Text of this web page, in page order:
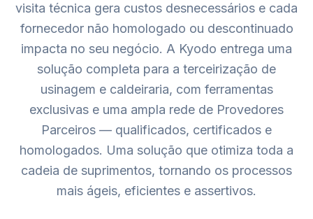
visita técnica gera custos desnecessários e cada
fornecedor não homologado ou descontinuado
impacta no seu negócio. A Kyodo entrega uma
solução completa para a terceirização de
usinagem e caldeiraria, com ferramentas
exclusivas e uma ampla rede de Provedores
Parceiros — qualificados, certificados e
homologados. Uma solução que otimiza toda a
cadeia de suprimentos, tornando os processos
mais ágeis, eficientes e assertivos.